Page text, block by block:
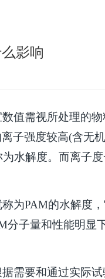
影响
值需视所处理的
子强度较高(含无
水解度。而离子
为PAM的水解度
分子量和性能明显
需要和通过实际